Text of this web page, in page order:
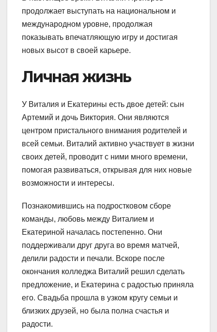
продолжает выступать на национальном и
международном уровне, продолжая
показывать впечатляющую игру и достигая
новых высот в своей карьере.
Личная жизнь
У Виталия и Екатерины есть двое детей: сын
Артемий и дочь Виктория. Они являются
центром пристального внимания родителей и
всей семьи. Виталий активно участвует в жизни
своих детей, проводит с ними много времени,
помогая развиваться, открывая для них новые
возможности и интересы.
Познакомившись на подростковом сборе
команды, любовь между Виталием и
Екатериной началась постепенно. Они
поддерживали друг друга во время матчей,
делили радости и печали. Вскоре после
окончания колледжа Виталий решил сделать
предложение, и Екатерина с радостью приняла
его. Свадьба прошла в узком кругу семьи и
близких друзей, но была полна счастья и
радости.